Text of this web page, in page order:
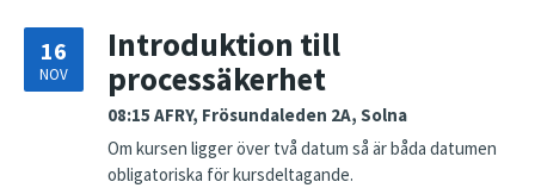
16
NOV
Introduktion till
processäkerhet
08:15 AFRY, Frösundaleden 2A, Solna
Om kursen ligger över två datum så är båda datumen
obligatoriska för kursdeltagande.